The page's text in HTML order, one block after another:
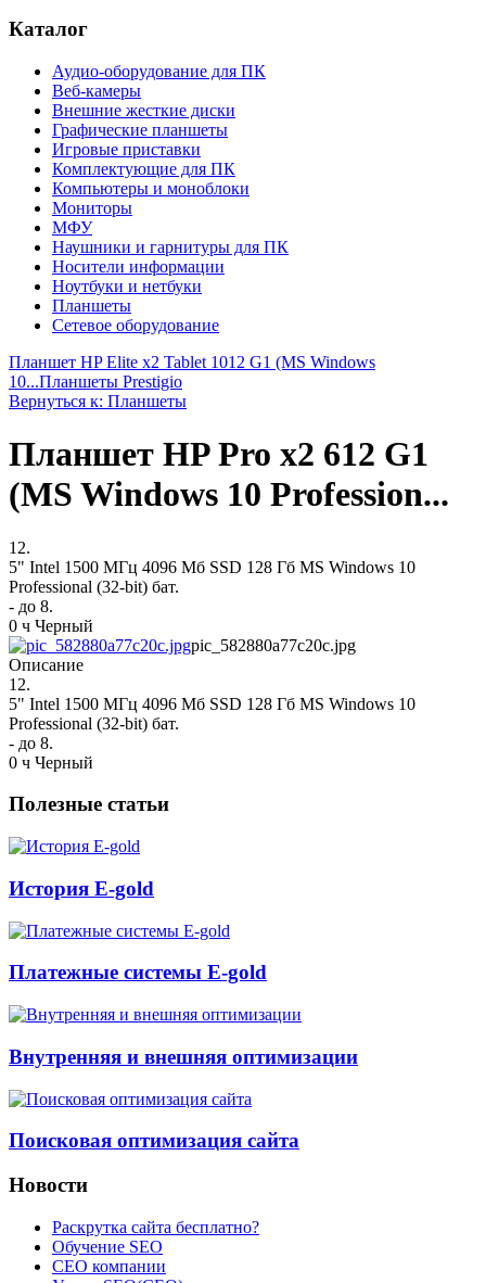
Каталог
Аудио-оборудование для ПК
Веб-камеры
Внешние жесткие диски
Графические планшеты
Игровые приставки
Комплектующие для ПК
Компьютеры и моноблоки
Мониторы
МФУ
Наушники и гарнитуры для ПК
Носители информации
Ноутбуки и нетбуки
Планшеты
Сетевое оборудование
Планшет HP Elite x2 Tablet 1012 G1 (MS Windows
10...Планшеты Prestigio
Вернуться к: Планшеты
Планшет HP Pro x2 612 G1
(MS Windows 10 Profession...
12.
5" Intel 1500 МГц 4096 Мб SSD 128 Гб MS Windows 10
Professional (32-bit) бат.
- до 8.
0 ч Черный
pic_582880a77c20c.jpg
Описание
12.
5" Intel 1500 МГц 4096 Мб SSD 128 Гб MS Windows 10
Professional (32-bit) бат.
- до 8.
0 ч Черный
Полезные статьи
История E-gold
Платежные системы E-gold
Внутренняя и внешняя оптимизации
Поисковая оптимизация сайта
Новости
Раскрутка сайта бесплатно?
Обучение SEO
CEO компании